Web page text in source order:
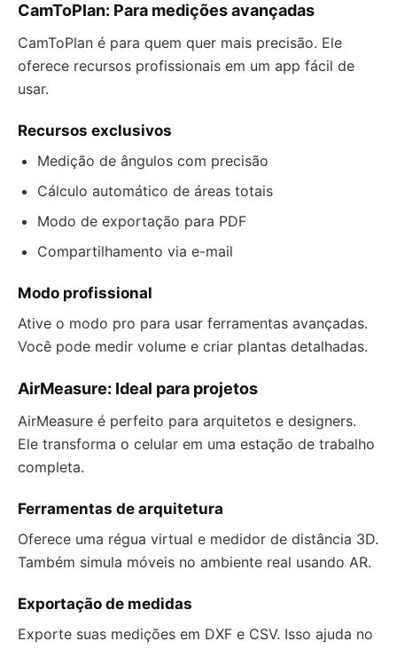
CamToPlan: Para medições avançadas
CamToPlan é para quem quer mais precisão. Ele
oferece recursos profissionais em um app fácil de
usar.
Recursos exclusivos
Medição de ângulos com precisão
Cálculo automático de áreas totais
Modo de exportação para PDF
Compartilhamento via e-mail
Modo profissional
Ative o modo pro para usar ferramentas avançadas.
Você pode medir volume e criar plantas detalhadas.
AirMeasure: Ideal para projetos
AirMeasure é perfeito para arquitetos e designers.
Ele transforma o celular em uma estação de trabalho
completa.
Ferramentas de arquitetura
Oferece uma régua virtual e medidor de distância 3D.
Também simula móveis no ambiente real usando AR.
Exportação de medidas
Exporte suas medições em DXF e CSV. Isso ajuda no